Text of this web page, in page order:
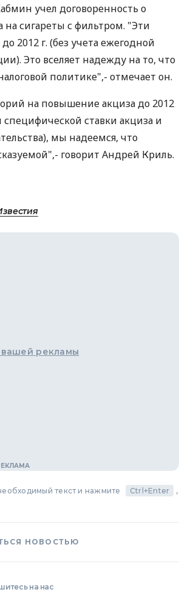
учел договоренность о
на сигареты с фильтром. "Эти
2012 г. (без учета ежегодной
Это вселяет надежду на то, что
политике",- отмечает он.
на повышение акциза до 2012
ставки акциза и
мы надеемся, что
говорит Андрей Криль.
рекламы
текст и нажмите Ctrl+Enter
,
НОВОСТЬЮ
на нас